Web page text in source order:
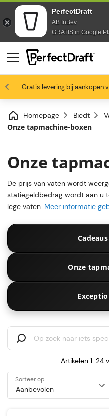
PerfectDraft
AB InBev
GRATIS in Google
Gratis levering bij aankopen
Profiteer van -
Bierliefhebbers zijn dol
Homepage Biedt
Onze tapmachine-boxen
Onze
De prijs van vaten wordt
statiegeldbedrag wordt aan u
lege vaten. Meer informatie
Onze
Artikelen 1-24
Sorteer op